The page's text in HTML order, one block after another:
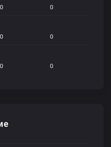
0 0
0 0
0 0